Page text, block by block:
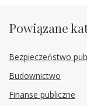
Powiązane
Bezpieczeństwo
Budownictwo
Finanse publiczne